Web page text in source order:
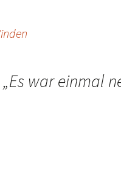
Es war einmal